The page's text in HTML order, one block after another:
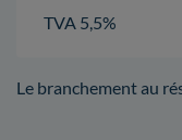
TVA 5,5%
Le branchement au